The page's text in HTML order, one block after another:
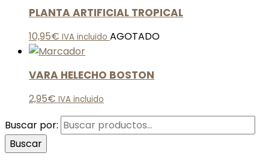
PLANTA ARTIFICIAL TROPICAL
10,95€ IVA incluido AGOTADO
VARA HELECHO BOSTON
2,95€ IVA incluido
Buscar por:
Buscar